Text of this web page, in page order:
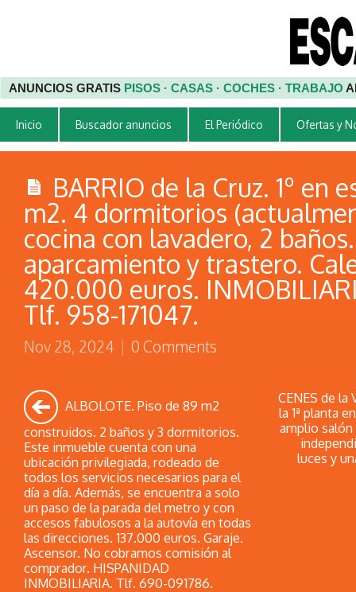
ANUNCIOS GRATIS PISOS · CASAS · COCHES · TRABAJO
Inicio Buscador anuncios El Periódico Ofertas y
BARRIO de la Cruz. 1º en
m2. 4 dormitorios
cocina con lavadero, 2
aparcamiento y trastero.
420.000 euros.
Tlf. 958-171047.
Nov 28, 2024 | 0 Comments
ALBOLOTE. Piso de 89 m2
construidos. 2 baños y 3 dormitorios.
Este inmueble cuenta con una
ubicación privilegiada, rodeado de
todos los servicios necesarios para el
día a día. Además, se encuentra a solo
un paso de la parada del metro y con
accesos fabulosos a la autovía en todas
las direcciones. 137.000 euros. Garaje.
Ascensor. No cobramos comisión al
comprador. HISPANIDAD
INMOBILIARIA. Tlf. 690-091786.
CENES de la
la 1ª planta
amplio
luces y